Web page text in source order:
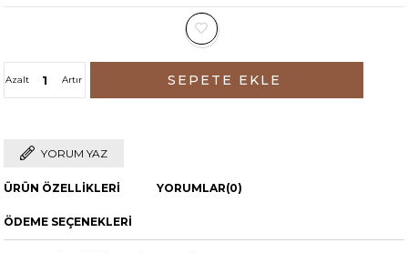
Artır
Azalt
YORUM YAZ
ÜRÜN ÖZELLIKLERI YORUMLAR(0)
ÖDEME SEÇENEKLERI